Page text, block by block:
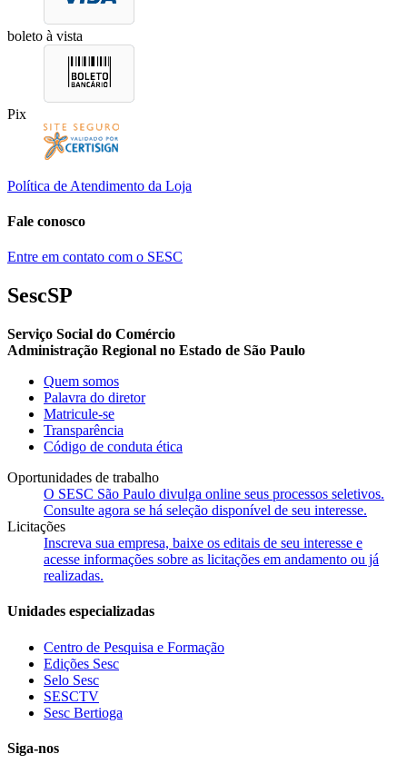
boleto à vista
Pix
Política de Atendimento da Loja
Fale conosco
Entre em contato com o SESC
SescSP
Serviço Social do Comércio
Administração Regional no Estado de São Paulo
Quem somos
Palavra do diretor
Matricule-se
Transparência
Código de conduta ética
Oportunidades de trabalho
O SESC São Paulo divulga online seus processos seletivos.
Consulte agora se há seleção disponível de seu interesse.
Licitações
Inscreva sua empresa, baixe os editais de seu interesse e
acesse informações sobre as licitações em andamento ou já
realizadas.
Unidades especializadas
Centro de Pesquisa e Formação
Edições Sesc
Selo Sesc
SESCTV
Sesc Bertioga
Siga-nos